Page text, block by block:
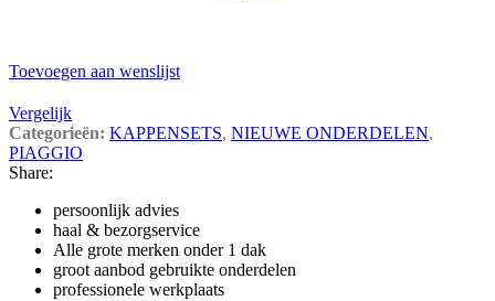
Toevoegen aan wenslijst
Vergelijk
Categorieën: KAPPENSETS, NIEUWE ONDERDELEN,
PIAGGIO
Share:
persoonlijk advies
haal & bezorgservice
Alle grote merken onder 1 dak
groot aanbod gebruikte onderdelen
professionele werkplaats